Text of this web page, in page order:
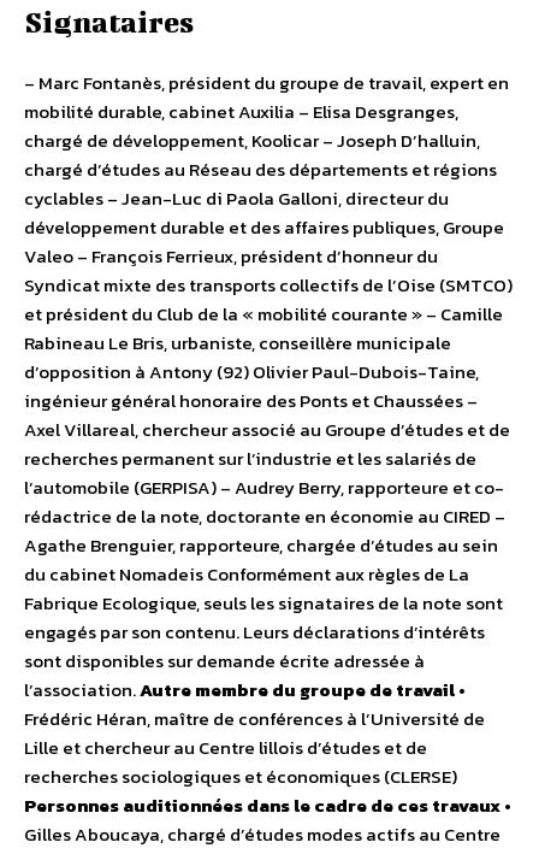
Signataires
– Marc Fontanès, président du groupe de travail, expert en
mobilité durable, cabinet Auxilia – Elisa Desgranges,
chargé de développement, Koolicar – Joseph D’halluin,
chargé d’études au Réseau des départements et régions
cyclables – Jean-Luc di Paola Galloni, directeur du
développement durable et des affaires publiques, Groupe
Valeo – François Ferrieux, président d’honneur du
Syndicat mixte des transports collectifs de l’Oise (SMTCO)
et président du Club de la « mobilité courante » – Camille
Rabineau Le Bris, urbaniste, conseillère municipale
d’opposition à Antony (92) Olivier Paul-Dubois-Taine,
ingénieur général honoraire des Ponts et Chaussées –
Axel Villareal, chercheur associé au Groupe d’études et de
recherches permanent sur l’industrie et les salariés de
l’automobile (GERPISA) – Audrey Berry, rapporteure et co-
rédactrice de la note, doctorante en économie au CIRED –
Agathe Brenguier, rapporteure, chargée d’études au sein
du cabinet Nomadeis Conformément aux règles de La
Fabrique Ecologique, seuls les signataires de la note sont
engagés par son contenu. Leurs déclarations d’intérêts
sont disponibles sur demande écrite adressée à
l’association.Autre membre du groupe de travail•
Frédéric Héran, maître de conférences à l’Université de
Lille et chercheur au Centre lillois d’études et de
recherches sociologiques et économiques (CLERSE)
Personnes auditionnées dans le cadre de ces travaux•
Gilles Aboucaya, chargé d’études modes actifs au Centre